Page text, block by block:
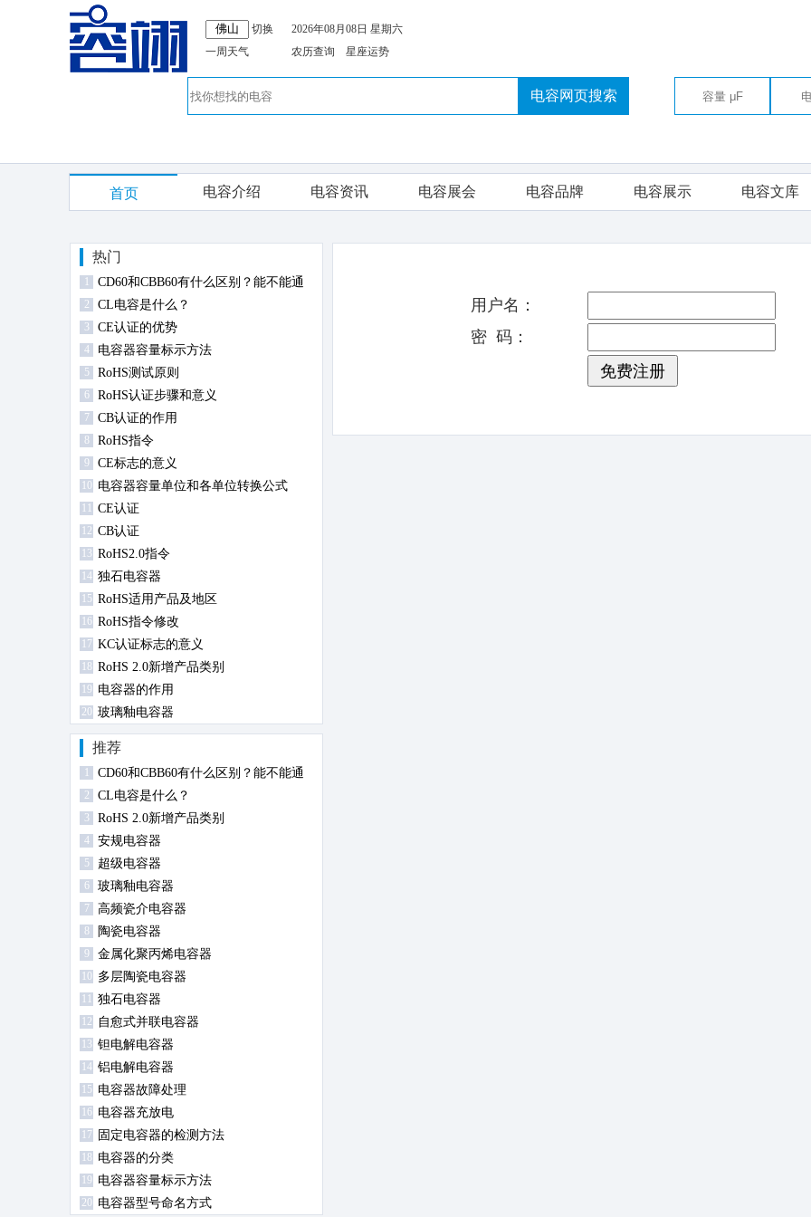
切换
一周天气
2026年08月08日 星期六
农历查询
星座运势
电容网页搜索
首页 电容介绍 电容资讯 电容展会 电容品牌 电容展示 电容文库
热门
CD60和CBB60有什么区别？能不能通
用？
2 CL电容是什么？
3 CE认证的优势
4 电容器容量标示方法
5 RoHS测试原则
6 RoHS认证步骤和意义
7 CB认证的作用
8 RoHS指令
9 CE标志的意义
10 电容器容量单位和各单位转换公式
CE认证
12 CB认证
13 RoHS2.0指令
14 独石电容器
15 RoHS适用产品及地区
16 RoHS指令修改
17 KC认证标志的意义
18 RoHS 2.0新增产品类别
19 电容器的作用
20 玻璃釉电容器
推荐
CD60和CBB60有什么区别？能不能通
用？
2 CL电容是什么？
3 RoHS 2.0新增产品类别
4 安规电容器
5 超级电容器
6 玻璃釉电容器
7 高频瓷介电容器
8 陶瓷电容器
9 金属化聚丙烯电容器
10 多层陶瓷电容器
独石电容器
12 自愈式并联电容器
13 钽电解电容器
14 铝电解电容器
15 电容器故障处理
16 电容器充放电
17 固定电容器的检测方法
18 电容器的分类
19 电容器容量标示方法
20 电容器型号命名方式
用户名：
密 码：
免费注册